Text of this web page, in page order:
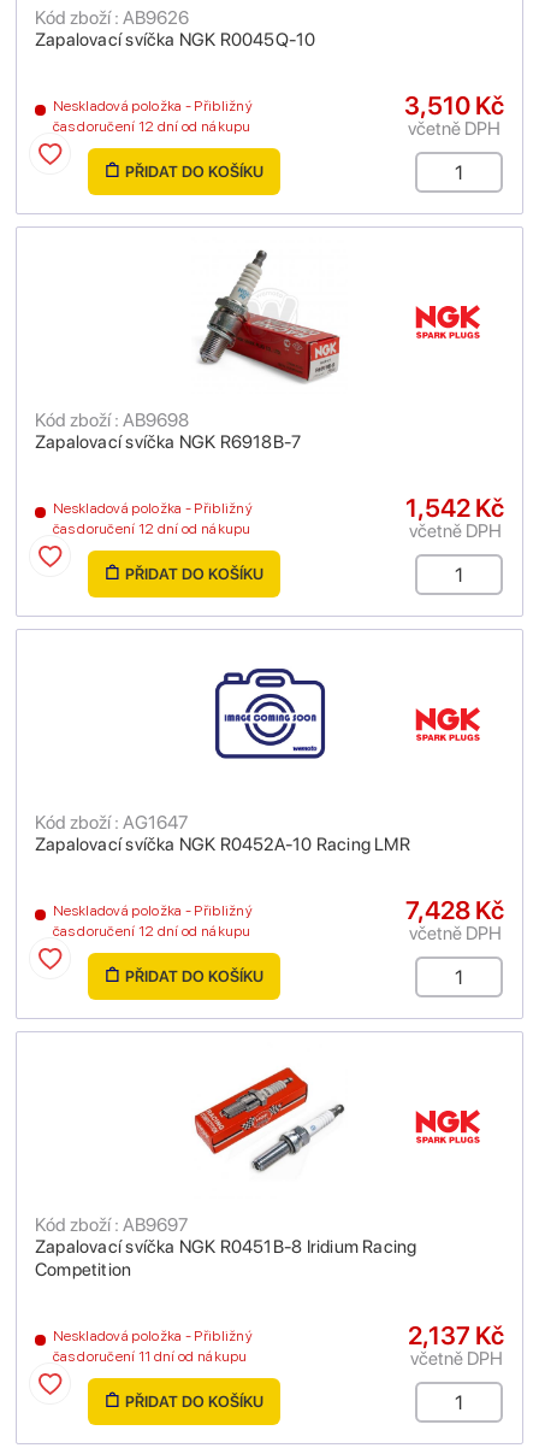
Zapalovací svíčka NGK R0045Q-10
Kód zboží : AB9626
Neskladová položka - Přibližný
čas doručení 12 dní od nákupu
3,510 Kč
včetně DPH
PŘIDAT DO KOŠÍKU
Zapalovací svíčka NGK R6918B-7
Kód zboží : AB9698
Neskladová položka - Přibližný
čas doručení 12 dní od nákupu
1,542 Kč
včetně DPH
PŘIDAT DO KOŠÍKU
Zapalovací svíčka NGK R0452A-10 Racing LMR
Kód zboží : AG1647
Neskladová položka - Přibližný
čas doručení 12 dní od nákupu
7,428 Kč
včetně DPH
PŘIDAT DO KOŠÍKU
Zapalovací svíčka NGK R0451B-8 Iridium Racing
Competition
Kód zboží : AB9697
Neskladová položka - Přibližný
čas doručení 11 dní od nákupu
2,137 Kč
včetně DPH
PŘIDAT DO KOŠÍKU